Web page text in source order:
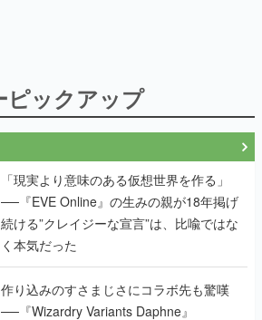
「現実より意味のある仮想世界を作る」
──『EVE Online』の生みの親が18年掲げ
く本気だった
作り込みのすさまじさにコラボ先も驚嘆
──『Wizardry Variants Daphne』
×『FFXI』コラボが期間限定なのにジョブ
もキャラも武器も戦闘システムもワンオフ
で作り込まれた理由を両ディレクターに聞